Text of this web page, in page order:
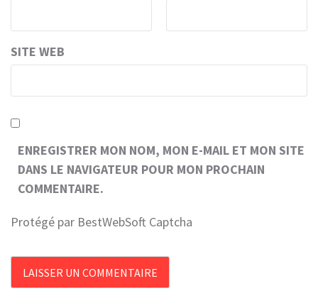
SITE WEB
ENREGISTRER MON NOM, MON E-MAIL ET MON SITE
DANS LE NAVIGATEUR POUR MON PROCHAIN
COMMENTAIRE.
Protégé par BestWebSoft Captcha